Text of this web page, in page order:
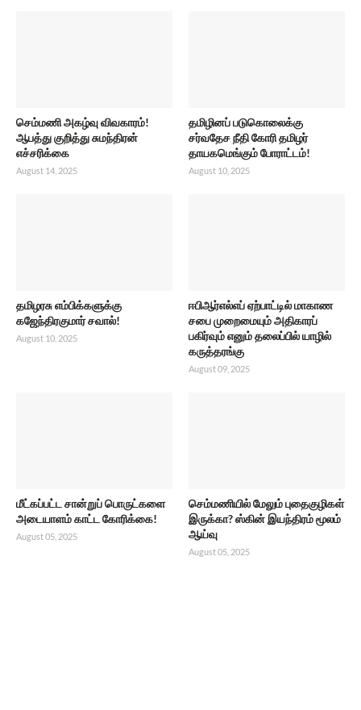
செம்மணி அகழ்வு விவகாரம்!
ஆபத்து குறித்து சுமந்திரன்
எச்சரிக்கை
August 14, 2025
தமிழினப் படுகொலைக்கு
சர்வதேச நீதி கோரி தமிழர்
தாயகமெங்கும் போராட்டம்!
August 10, 2025
தமிழரசு எம்பிக்களுக்கு
கஜேந்திரகுமார் சவால்!
August 10, 2025
ஈபிஆர்எல்எப் ஏற்பாட்டில் மாகாண
சபை முறைமையும் அதிகாரப்
பகிர்வும் எனும் தலைப்பில் யாழில்
கருத்தரங்கு
August 09, 2025
மீட்கப்பட்ட சான்றுப் பொருட்களை
அடையாளம் காட்ட கோரிக்கை!
August 05, 2025
செம்மணியில் மேலும் புதைகுழிகள்
இருக்கா? ஸ்கின் இயந்திரம் மூலம்
ஆய்வு
August 05, 2025